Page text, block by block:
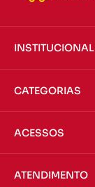
INSTITUCIONAL
CATEGORIAS
ACESSOS
ATENDIMENTO